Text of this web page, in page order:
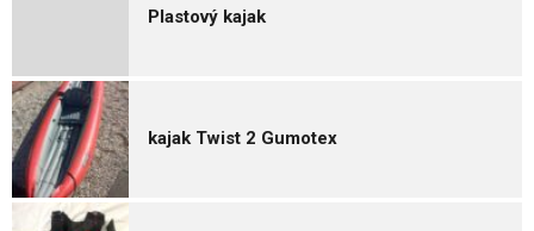
Plastový kajak
kajak Twist 2 Gumotex